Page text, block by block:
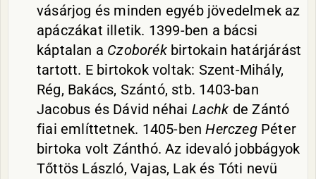
vásárjog és minden egyéb jövedelmek az
apáczákat illetik. 1399-ben a bácsi
káptalan a Czoborékbirtokain határjárást
tartott. E birtokok voltak: Szent-Mihály,
Rég, Bakács, Szántó, stb. 1403-ban
Jacobus és Dávid néhai Lachk de Zántó
fiai említtetnek. 1405-benHerczegPéter
birtoka volt Zánthó. Az idevaló jobbágyok
Tőttös László, Vajas, Lak és Tóti nevü